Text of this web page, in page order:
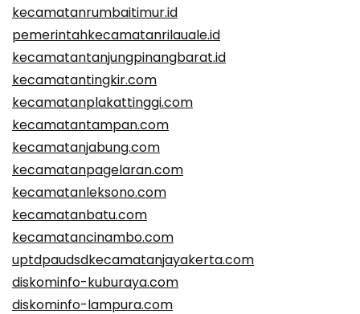
kecamatanrumbaitimur.id
pemerintahkecamatanrilauale.id
kecamatantanjungpinangbarat.id
kecamatantingkir.com
kecamatanplakattinggi.com
kecamatantampan.com
kecamatanjabung.com
kecamatanpagelaran.com
kecamatanleksono.com
kecamatanbatu.com
kecamatancinambo.com
uptdpaudsdkecamatanjayakerta.com
diskominfo-kuburaya.com
diskominfo-lampura.com